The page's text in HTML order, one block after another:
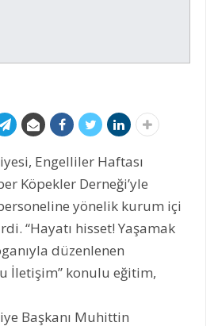
Engelliler Haftası
Köpekler Derneği’yle
yönelik kurum içi
“Hayatı hisset! Yaşamak
düzenlenen
İletişim” konulu eğitim,
Başkanı Muhittin